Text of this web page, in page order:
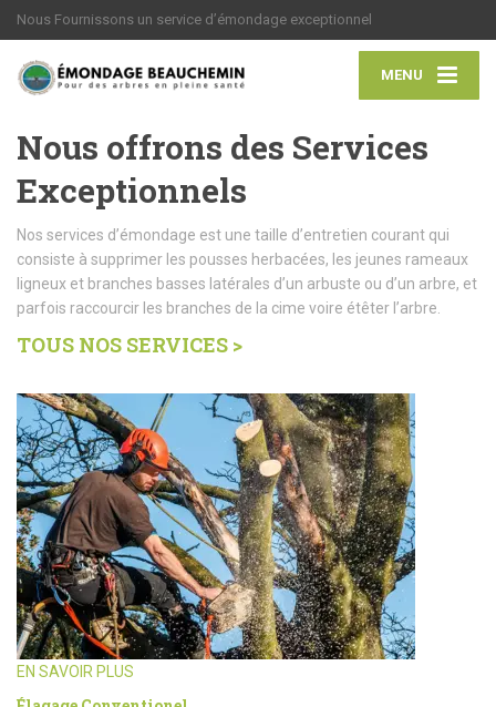
Nous Fournissons un service d’émondage exceptionnel
MENU
Nous offrons des Services
Exceptionnels
Nos services d’émondage est une taille d’entretien courant qui
consiste à supprimer les pousses herbacées, les jeunes rameaux
ligneux et branches basses latérales d’un arbuste ou d’un arbre, et
parfois raccourcir les branches de la cime voire étêter l’arbre.
TOUS NOS SERVICES >
EN SAVOIR PLUS